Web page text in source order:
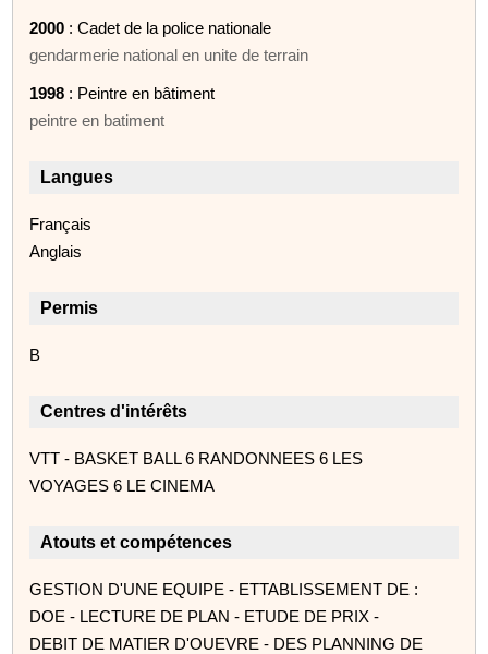
2000 : Cadet de la police nationale
gendarmerie national en unite de terrain
1998 : Peintre en bâtiment
peintre en batiment
Langues
Français
Anglais
Permis
B
Centres d'intérêts
VTT - BASKET BALL 6 RANDONNEES 6 LES
VOYAGES 6 LE CINEMA
Atouts et compétences
GESTION D'UNE EQUIPE - ETTABLISSEMENT DE :
DOE - LECTURE DE PLAN - ETUDE DE PRIX -
DEBIT DE MATIER D'OUEVRE - DES PLANNING DE